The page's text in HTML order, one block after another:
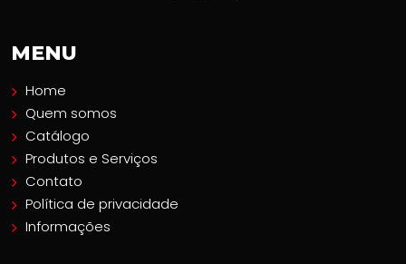
MENU
Home
Quem somos
Catálogo
Produtos e Serviços
Contato
Política de privacidade
Informações